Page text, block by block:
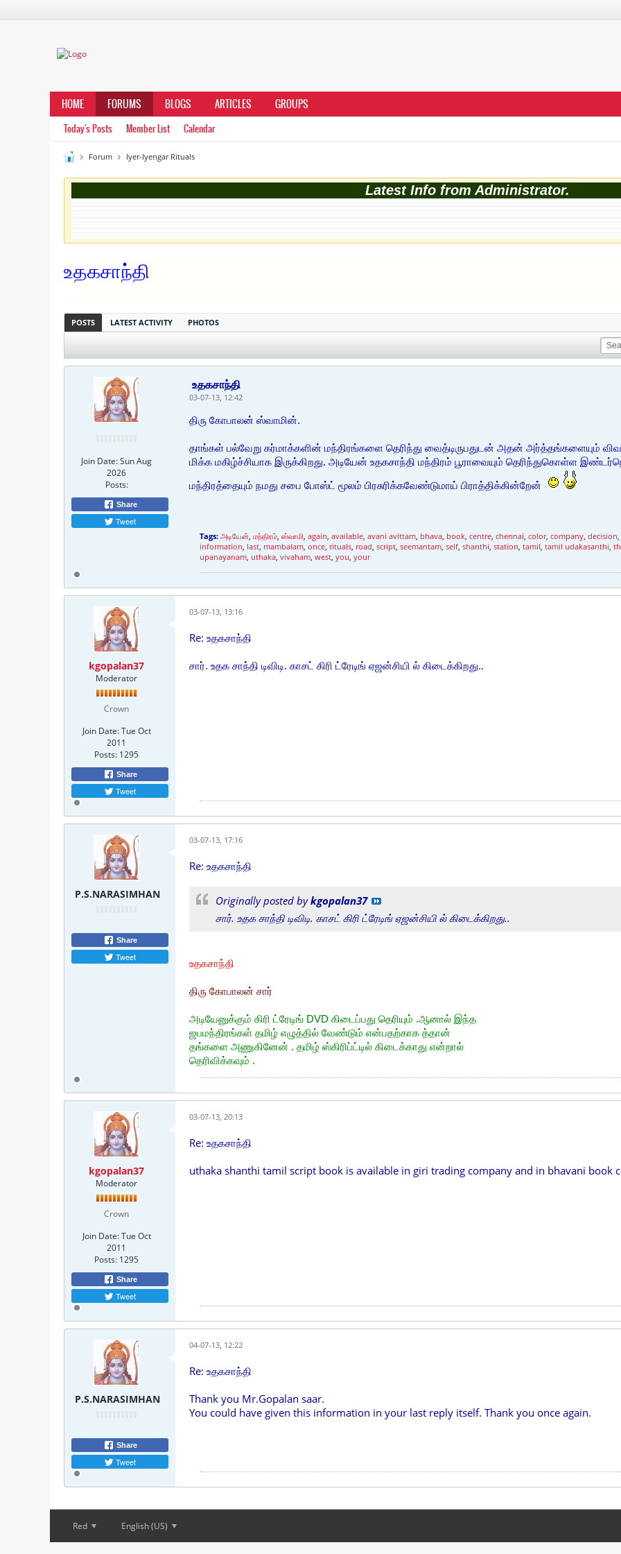
HOME FORUMS BLOGS ARTICLES GROUPS
Today's Posts Member List Calendar
Forum Iyer-Iyengar Rituals
Latest Info from Administrator.
உதகசாந்தி
POSTS LATEST ACTIVITY PHOTOS
Join Date:Sun Aug
2026
Posts:
Share
Tweet
உதகசாந்தி
03-07-13, 12:42
திரு கோபாலன் ஸ்வாமின்.
தாங்கள் பல்வேறு கர்மாக்களின் மந்திரங்களை தெரிந்து வைத்டிருபதுடன் அதன் அர்த்தங்களையும்
மிக்க மகிழ்ச்சியாக இருக்கிறது. அடியேன் உதகசாந்தி மந்திரம் பூராவையும் தெரிந்துகொள்ள
மந்திரத்தையும் நமது சபை போஸ்ட் மூலம் பிரசுரிக்கவேண்டுமாய் பிராத்திக்கின்றேன்
Tags: அடியேன், மந்திரம், ஸ்வாமி, again, available, avani avittam, bhava, book, centre, chennai, color, company, decision,
information, last, mambalam, once, rituals, road, script, seemantam, self, shanthi, station, tamil, tamil udakasanthi,
upanayanam, uthaka, vivaham, west, you, your
kgopalan37
Moderator
Crown
Join Date: Tue Oct
2011
Posts: 1295
Share
Tweet
03-07-13, 13:16
Re: உதகசாந்தி
சார். உதக சாந்தி டிவிடி. காசட் கிரி ட்ரேடிங் ஏஜன்சியி ல் கிடைக்கிறது..
P.S.NARASIMHAN
Share
Tweet
03-07-13, 17:16
Re: உதகசாந்தி
Originally posted bykgopalan37
சார். உதக சாந்தி டிவிடி. காசட் கிரி ட்ரேடிங் ஏஜன்சியி ல் கிடைக்கிறது..
உதகசாந்தி
திரு கோபாலன் சார்
அடியேனுக்கும் கிரி ட்ரேடிங் DVD கிடைப்பது தெரியும் .ஆனால் இந்த
ஜபமந்திரங்கள் தமிழ் எழுத்தில் வேண்டும் என்பதற்காக த்தான்
தங்களை அணுகினேன் . தமிழ் ஸ்கிரிப்ட்டில் கிடைக்காது என்றால்
தெரிவிக்கவும் .
kgopalan37
Moderator
Crown
Join Date: Tue Oct
2011
Posts: 1295
Share
Tweet
03-07-13, 20:13
Re: உதகசாந்தி
uthaka shanthi tamil script book is available in giri trading company and in bhavani book
P.S.NARASIMHAN
Share
Tweet
04-07-13, 12:22
Re: உதகசாந்தி
Thank you Mr.Gopalan saar.
You could have given this information in your last reply itself. Thank you once again.
Red English (US)